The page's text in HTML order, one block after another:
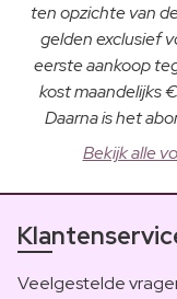
ten opzichte van
gelden exclusief
eerste aankoop
kost maandelijks
Daarna is het
Bekijk alle
Veelgestelde